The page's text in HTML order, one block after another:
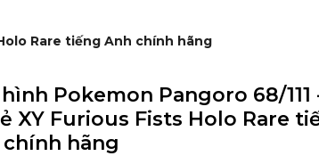
Rare tiếng Anh chính hãng
Pokemon Pangoro 68/111
XY Furious Fists Holo Rare
hãng